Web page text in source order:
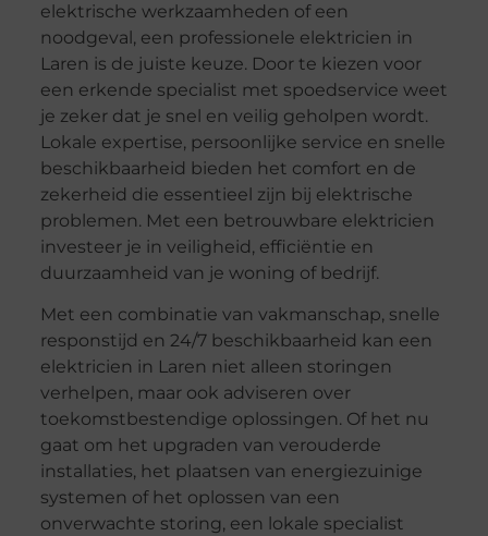
elektrische werkzaamheden of een
noodgeval, een professionele elektricien in
Laren is de juiste keuze. Door te kiezen voor
een erkende specialist met spoedservice weet
je zeker dat je snel en veilig geholpen wordt.
Lokale expertise, persoonlijke service en snelle
beschikbaarheid bieden het comfort en de
zekerheid die essentieel zijn bij elektrische
problemen. Met een betrouwbare elektricien
investeer je in veiligheid, efficiëntie en
duurzaamheid van je woning of bedrijf.
Met een combinatie van vakmanschap, snelle
responstijd en 24/7 beschikbaarheid kan een
elektricien in Laren niet alleen storingen
verhelpen, maar ook adviseren over
toekomstbestendige oplossingen. Of het nu
gaat om het upgraden van verouderde
installaties, het plaatsen van energiezuinige
systemen of het oplossen van een
onverwachte storing, een lokale specialist